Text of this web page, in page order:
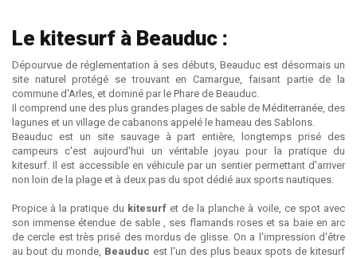
Le kitesurf à Beauduc :
Dépourvue de réglementation à ses débuts, Beauduc est désormais un
site naturel protégé se trouvant en Camargue, faisant partie de la
commune d'Arles, et dominé par le Phare de Beauduc.
Il comprend une des plus grandes plages de sable de Méditerranée, des
lagunes et un village de cabanons appelé le hameau des Sablons.
Beauduc est un site sauvage à part entière, longtemps prisé des
campeurs c'est aujourd'hui un véritable joyau pour la pratique du
kitesurf. Il est accessible en véhicule par un sentier permettant d'arriver
non loin de la plage et à deux pas du spot dédié aux sports nautiques.
Propice à la pratique du kitesurfet de la planche à voile, ce spot avec
son immense étendue de sable , ses flamands roses et sa baie en arc
de cercle est très prisé des mordus de glisse. On a l'impression d'être
au bout du monde, Beauduc est l'un des plus beaux spots de kitesurf